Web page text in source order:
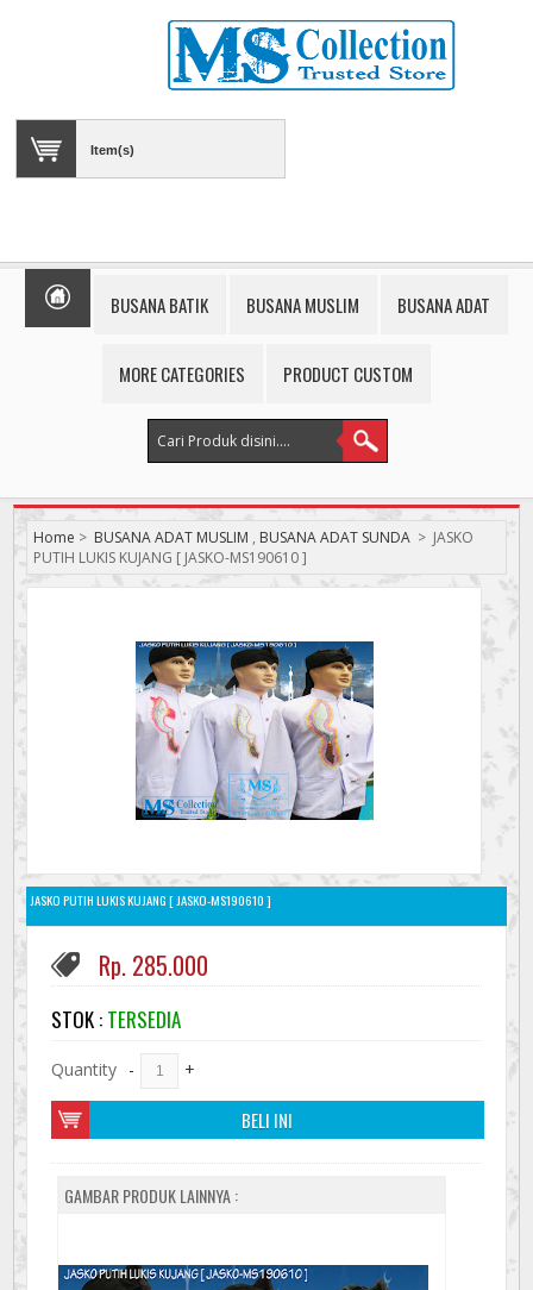
Item(s)
BUSANA BATIK BUSANA MUSLIM BUSANA ADAT
MORE CATEGORIES PRODUCT CUSTOM
Home > BUSANA ADAT MUSLIM , BUSANA ADAT SUNDA > JASKO
PUTIH LUKIS KUJANG [ JASKO-MS190610 ]
JASKO PUTIH LUKIS KUJANG [ JASKO-MS190610 ]
Rp. 285.000
STOK : TERSEDIA
Quantity - +
BELI INI
GAMBAR PRODUK LAINNYA :